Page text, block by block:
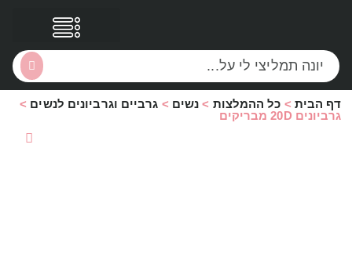
דף הבית > כל ההמלצות > נשים > גרביים וגרביונים לנשים >
גרביונים 20D מבריקים